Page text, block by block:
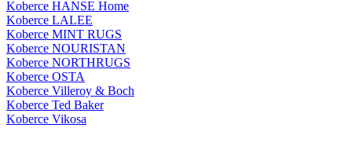
Koberce HANSE Home
Koberce LALEE
Koberce MINT RUGS
Koberce NOURISTAN
Koberce NORTHRUGS
Koberce OSTA
Koberce Villeroy & Boch
Koberce Ted Baker
Koberce Vikosa